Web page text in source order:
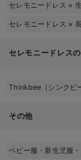
セレモニードレス ×
セレモニードレス ×
セレモニードレス
Thinkbee（シンクビ
その他
ベビー服・新生児服